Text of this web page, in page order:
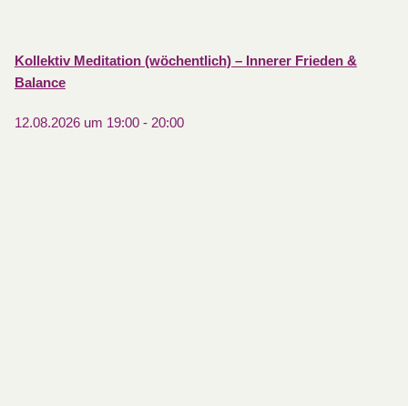
Kollektiv Meditation (wöchentlich) – Innerer Frieden &
Balance
12.08.2026 um 19:00- 20:00